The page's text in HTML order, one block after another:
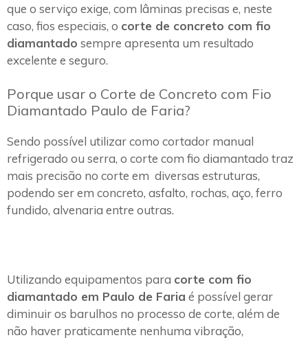
que o serviço exige, com lâminas precisas e, neste
caso, fios especiais, o corte de concreto com fio
diamantado sempre apresenta um resultado
excelente e seguro.
Porque usar o Corte de Concreto com Fio
Diamantado Paulo de Faria?
Sendo possível utilizar como cortador manual
refrigerado ou serra, o corte com fio diamantado traz
mais precisão no corte em diversas estruturas,
podendo ser em concreto, asfalto, rochas, aço, ferro
fundido, alvenaria entre outras.
Utilizando equipamentos para corte com fio
diamantado em Paulo de Faria é possível gerar
diminuir os barulhos no processo de corte, além de
não haver praticamente nenhuma vibração,